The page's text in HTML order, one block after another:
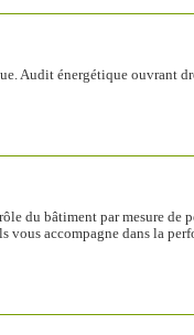
Audit énergétique ouvrant
du bâtiment par mesure de
accompagne dans la